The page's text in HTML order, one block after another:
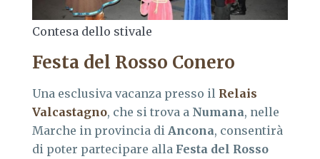
Contesa dello stivale
Festa del Rosso Conero
Una esclusiva vacanza presso il Relais
Valcastagno, che si trova a Numana, nelle
Marche in provincia di Ancona, consentirà
di poter partecipare alla Festa del Rosso